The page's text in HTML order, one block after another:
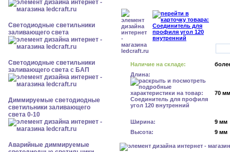
Светодиодные светильники
заливающего света
Светодиодные светильники
заливающего света с БАП
Диммируемые светодиодные
светильники заливающего
света 0-10
Аварийные диммируемые
Наличие на складе:
Длина:
70 мм
Ширина:
9 мм
Высота:
9 мм